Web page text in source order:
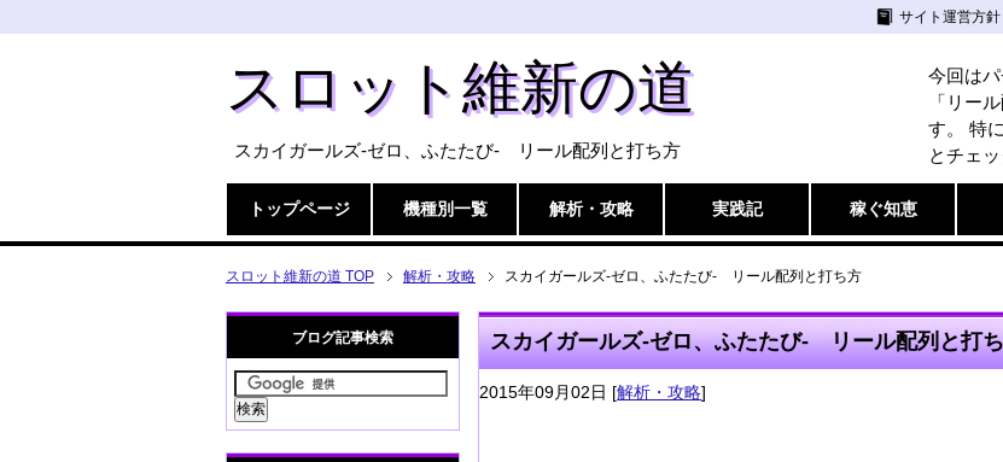
スロット維新の道
スカイガールズ-ゼロ、ふたたび- リール配列と打ち方
今回は
「リー
す。 特
とチェ
トップページ 機種別一覧 解析・攻略 実践記 稼ぐ知恵
スロット維新の道 TOP 解析・攻略 スカイガールズ-ゼロ、ふたたび- リール配列と打ち方
スカイガールズ-ゼロ、ふたたび- リール配列と打
2015年09月02日 [解析・攻略]
ブログ記事検索
サイト運営方針